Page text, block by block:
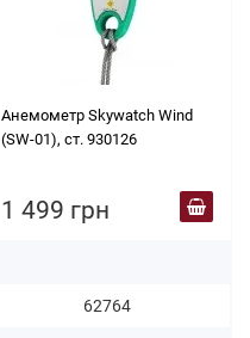
Анемометр Skywatch Wind
(SW-01), ст. 930126
1 499 грн
62764